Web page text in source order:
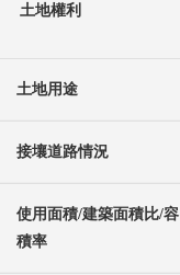
土地權利
土地用途
接壤道路情況
使用面積/建築面積比/容
積率